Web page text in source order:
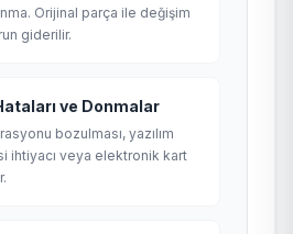
Orijinal parça ile değişim
giderilir.
ve Donmalar
bozulması, yazılım
ihtiyacı veya elektronik kart